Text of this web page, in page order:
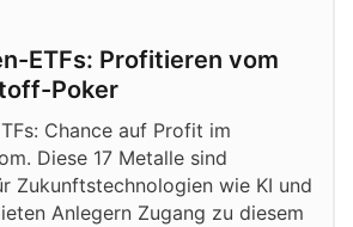
ETFs: Profitieren vom
Poker
Chance auf Profit im
Diese 17 Metalle sind
Zukunftstechnologien wie KI und
Anlegern Zugang zu diesem